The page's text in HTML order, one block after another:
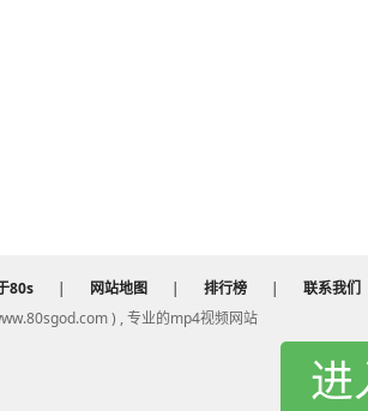
80s | 网站地图 | 排行榜 |
联系我们
) , 专业的mp4视频网站
进